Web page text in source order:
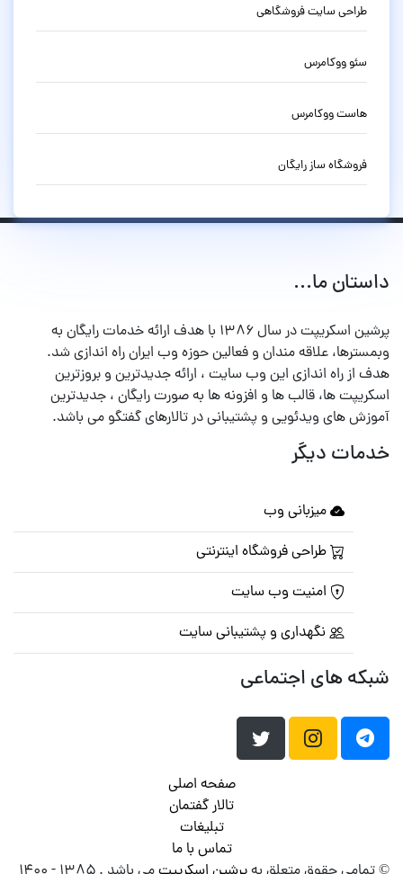
طراحی سایت فروشگاهی
سئو ووکامرس
هاست ووکامرس
فروشگاه ساز رایگان
داستان ما...
پرشین اسکریپت در سال ۱۳۸۶ با هدف ارائه خدمات رایگان به
وبمسترها، علاقه مندان و فعالین حوزه وب ایران راه اندازی شد.
هدف از راه اندازی این وب سایت ، ارائه جدیدترین و بروزترین
اسکریپت ها، قالب ها و افزونه ها به صورت رایگان ، جدیدترین
آموزش های ویدئویی و پشتیبانی در تالارهای گفتگو می باشد.
خدمات دیگر
میزبانی وب
طراحی فروشگاه اینترنتی
امنیت وب سایت
نگهداری و پشتیبانی سایت
شبکه های اجتماعی
صفحه اصلی
تالار گفتمان
تبلیغات
تماس با ما